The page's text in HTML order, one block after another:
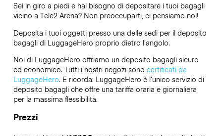
Sei in giro a piedi e hai bisogno di depositare i tuoi bagagli
vicino a Tele2 Arena? Non preoccuparti, ci pensiamo noi!
Deposita i tuoi oggetti presso una delle sedi per il deposito
bagagli di LuggageHero proprio dietro l’angolo.
Noi di LuggageHero offriamo un deposito bagagli sicuro
ed economico. Tutti i nostri negozi sono certificati da
LuggageHero. E ricorda: LuggageHero è l’unico servizio di
deposito bagagli che offre una tariffa oraria e giornaliera
per la massima flessibilità.
Prezzi